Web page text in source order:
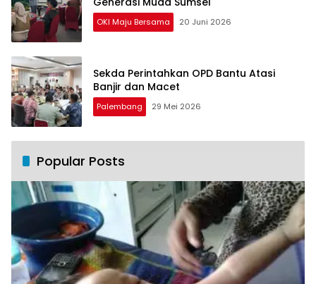
OKI Maju Bersama 20 Juni 2026
Sekda Perintahkan OPD Bantu Atasi
Banjir dan Macet
Palembang 29 Mei 2026
Popular Posts